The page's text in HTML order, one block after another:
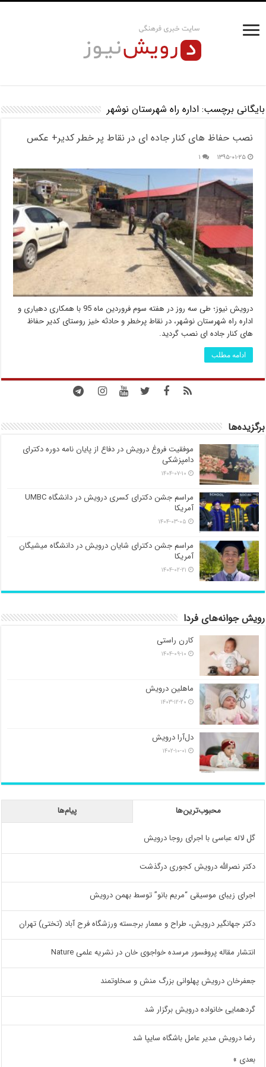
بایگانی برچسب:اداره راه شهرستان نوشهر
نصب حفاظ های کنار جاده ای در نقاط پر خطر کدیر+ عکس
۱۳۹۵-۰۱-۲۵ ۱
درویش نیوز؛ طی سه روز در هفته سوم فروردین ماه 95 با همکاری دهیاری و
اداره راه شهرستان نوشهر، در نقاط پرخطر و حادثه خیز روستای کدیر حفاظ
های کنار جاده ای نصب گردید.
ادامه مطلب
برگزیده‌ها
موفقیت فروغ درویش در دفاع از پایان نامه دوره دکترای
دامپزشکی
۱۴۰۴-۰۷-۱۰
مراسم جشن دکترای کسری درویش در دانشگاه UMBC
آمریکا
۱۴۰۴-۰۳-۰۵
مراسم جشن دکترای شایان درویش در دانشگاه میشیگان
آمریکا
۱۴۰۴-۰۲-۲۱
رویش جوانه‌های فردا
کارن راستی
۱۴۰۴-۰۹-۱۰
ماهلین درویش
۱۴۰۳-۱۲-۲۰
دل‌آرا درویش
۱۴۰۲-۱۰-۰۱
محبوب‌ترین‌ها پیام‌ها
گل لاله عباسی با اجرای روجا درویش
دکتر نصرالله درویش کجوری درگذشت
اجرای زیبای موسیقی “مریم بانو” توسط بهمن درویش
دکتر جهانگیر درویش، طراح و معمار برجسته ورزشگاه فرح آباد (تختی) تهران
انتشار مقاله پروفسور مرسده خواجوی خان در نشریه علمی Nature
جعفرخان درویش پهلوانی بزرگ منش و سخاوتمند
گردهمایی خانواده درویش برگزار شد
رضا درویش مدیر عامل باشگاه سایپا شد
بعدی »